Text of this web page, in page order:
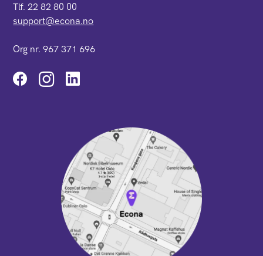
Tlf. 22 82 80 00
support@econa.no
Org nr. 967 371 696
Instagram